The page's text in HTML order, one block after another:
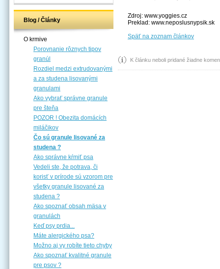
Blog / Články
O krmive
Porovnanie rôznych tipov
granúl
Rozdiel medzi extrudovanými
a za studena lisovanými
granulami
Ako vybrať správne granule
pre šteňa
POZOR ! Obezita domácích
miláčikov
Čo sú granule lisované za
studena ?
Ako správne kŕmiť psa
Vedeli ste, že potrava, či
korisť v prírode sú vzorom pre
všetky granule lisované za
studena ?
Ako spoznať obsah mäsa v
granulách
Keď psy prdia...
Máte alergického psa?
Možno aj vy robíte tieto chyby
Ako spoznať kvalitné granule
pre psov ?
Zdroj: www.yoggies.cz
Preklad: www.neposlusnypsik.sk
Späť na zoznam článkov
K článku neboli pridané žiadne